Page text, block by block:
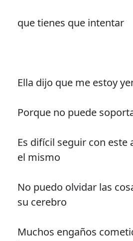
que tienes que intentar
Ella dijo que me estoy
Porque no puede
Es difícil seguir con este
el mismo
No puedo olvidar las
su cerebro
Muchos engaños